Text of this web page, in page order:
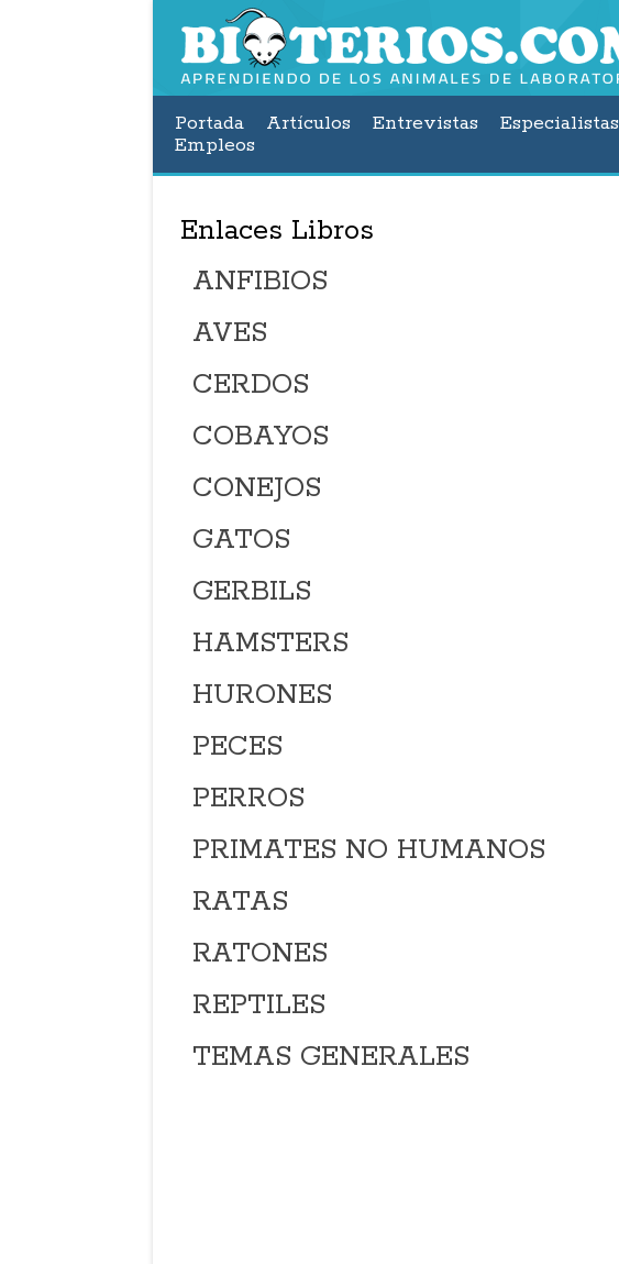
Portada Artículos Entrevistas Especialistas
Empleos
Enlaces Libros
ANFIBIOS
AVES
CERDOS
COBAYOS
CONEJOS
GATOS
GERBILS
HAMSTERS
HURONES
PECES
PERROS
PRIMATES NO HUMANOS
RATAS
RATONES
REPTILES
TEMAS GENERALES